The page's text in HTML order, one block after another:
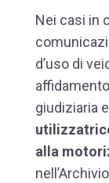
Nei casi in
d’uso di
giudiziaria
alla